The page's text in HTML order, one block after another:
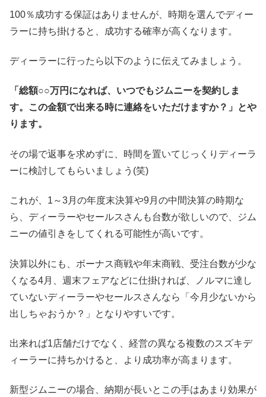
100％成功する保証はありませんが、時期を選んでディー
ラーに持ち掛けると、成功する確率が高くなります。
ディーラーに行ったら以下のように伝えてみましょう。
「総額○○万円になれば、いつでもジムニーを契約しま
す。この金額で出来る時に連絡をいただけますか？」とや
ります。
その場で返事を求めずに、時間を置いてじっくりディーラ
ーに検討してもらいましょう(笑)
これが、1～3月の年度末決算や9月の中間決算の時期な
ら、ディーラーやセールスさんも台数が欲しいので、ジム
ニーの値引きをしてくれる可能性が高いです。
決算以外にも、ボーナス商戦や年末商戦、受注台数が少な
くなる4月、週末フェアなどに仕掛ければ、ノルマに達し
ていないディーラーやセールスさんなら「今月少ないから
出しちゃおうか？」となりやすいです。
出来れば1店舗だけでなく、経営の異なる複数のスズキデ
ィーラーに持ちかけると、より成功率が高まります。
新型ジムニーの場合、納期が長いとこの手はあまり効果が